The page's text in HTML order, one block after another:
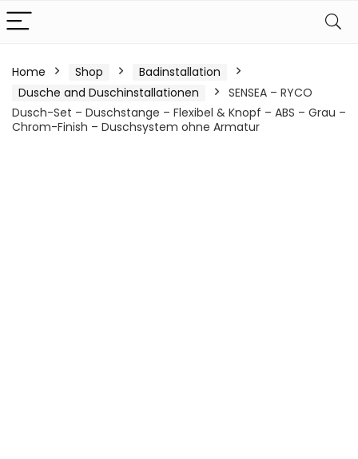
Home Shop
Badinstallation
Dusche and Duschinstallationen
SENSEA – RYCO
Dusch-Set – Duschstange – Flexibel & Knopf – ABS – Grau –
Chrom-Finish – Duschsystem ohne Armatur